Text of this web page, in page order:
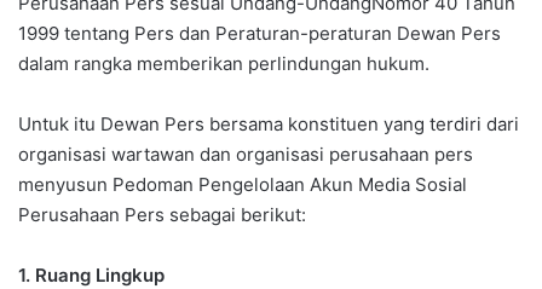
1999 tentang Pers dan Peraturan-peraturan Dewan Pers
dalam rangka memberikan perlindungan hukum.
Untuk itu Dewan Pers bersama konstituen yang terdiri dari
organisasi wartawan dan organisasi perusahaan pers
menyusun Pedoman Pengelolaan Akun Media Sosial
Perusahaan Pers sebagai berikut:
1. Ruang Lingkup